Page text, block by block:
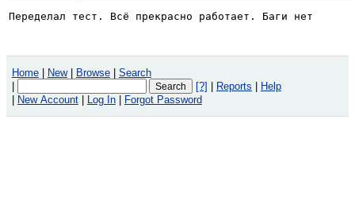
Переделал тест. Всё прекрасно работает. Баги нет
Home New Browse
Search
[?] Reports
Help
New Account Log In Forgot Password